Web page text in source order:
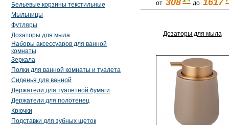
Бельевые корзины текстильные
Мыльницы
Футляры
Дозаторы для мыла
Наборы аксессуаров для ванной
комнаты
Зеркала
Полки для ванной комнаты и туалета
Сиденья для ванной
Держатели для туалетной бумаги
Держатели для полотенец
Крючки
Подставки для зубных щеток
от
до
Дозаторы для мыла